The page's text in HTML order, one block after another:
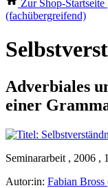
Zur Shop-Startseite
(fachübergreifend)
Adverbiales
einer
Seminararbeit , 2006 ,
Autor:in: Fabian